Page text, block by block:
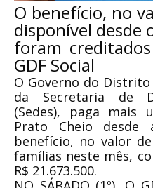
O benefício, no
disponível desde
foram
GDF Social
O Governo do Distrito
da Secretaria de
(Sedes), paga mais
Prato Cheio desde
benefício, no valor
famílias neste mês,
R$ 21.673.500.